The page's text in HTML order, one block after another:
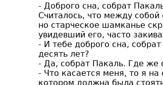
- Доброго сна, собрат
Считалось, что между
но старческое шамканье
увидевший его, часто
- И тебе доброго сна,
десять лет?
- Да, собрат Пакаль. Где же
- Что касается меня, то я
котором должна была